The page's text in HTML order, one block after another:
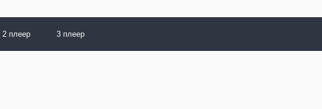
2 плеер 3 плеер